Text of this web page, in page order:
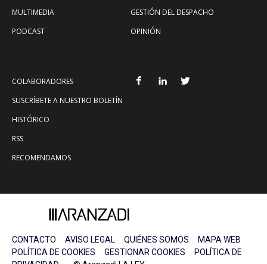
MULTIMEDIA
PODCAST
GESTIÓN DEL DESPACHO
OPINIÓN
COLABORADORES
SUSCRÍBETE A NUESTRO BOLETÍN
HISTÓRICO
RSS
RECOMENDAMOS
CONTACTO AVISO LEGAL QUIÉNES SOMOS
MAPA WEB
POLÍTICA DE COOKIES
GESTIONAR COOKIES
POLÍTICA DE